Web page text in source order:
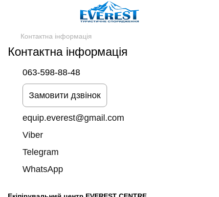
Контактна інформація
Контактна інформація
063-598-88-48
Замовити дзвінок
equip.everest@gmail.com
Viber
Telegram
WhatsApp